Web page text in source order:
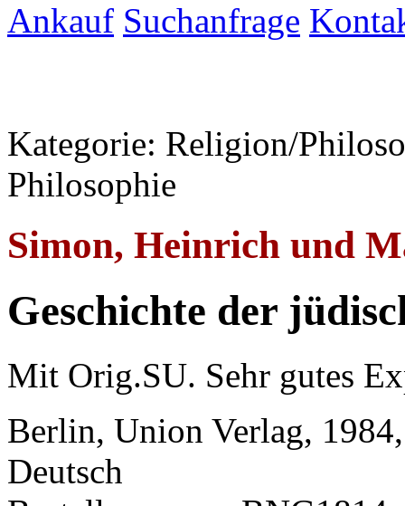
Ankauf Suchanfrage
Kategorie: Religion/
Philosophie
Simon, Heinrich und
Geschichte der
Mit Orig.SU. Sehr gutes
Berlin, Union Verlag,
Deutsch